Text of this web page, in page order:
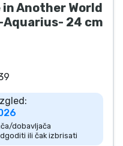
Another World
-Aquarius- 24 cm
dobavljača
ili čak izbrisati